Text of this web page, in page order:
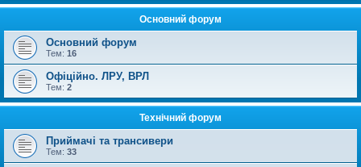
Основний форум
Основний форум
Тем: 16
Офіційно. ЛРУ, ВРЛ
Тем: 2
Технічний форум
Приймачі та трансивери
Тем: 33